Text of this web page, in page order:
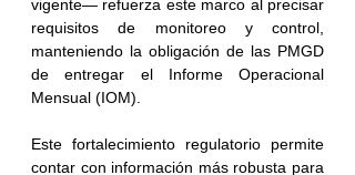
vigente— refuerza este marco al precisar
requisitos de monitoreo y control,
manteniendo la obligación de las PMGD
de entregar el Informe Operacional
Mensual (IOM).
Este fortalecimiento regulatorio permite
contar con información más robusta para